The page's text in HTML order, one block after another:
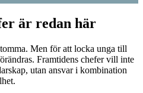
är redan här
Men för att locka unga till
Framtidens chefer vill inte
utan ansvar i kombination